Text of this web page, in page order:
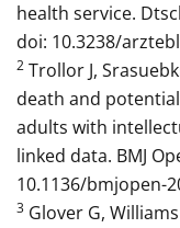
health service.
doi: 10.3238/
2 Trollor J,
death and
adults with
linked data. BMJ
10.1136/bmjopen-
3 Glover G,